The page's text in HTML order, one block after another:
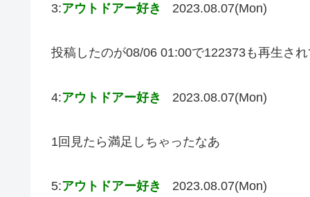
3:アウトドアー好き 2023.08.07(Mon)
投稿したのが08/06 01:00で122373も再生さ
4:アウトドアー好き 2023.08.07(Mon)
1回見たら満足しちゃったなあ
5:アウトドアー好き 2023.08.07(Mon)